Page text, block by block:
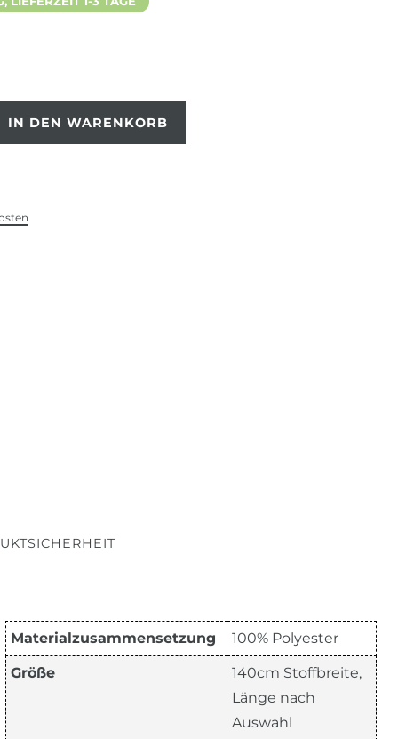
IN DEN WARENKORB
Materialzusammensetzung 100% Polyester
Größe
140cm Stoffbreite,
Länge nach
Auswahl